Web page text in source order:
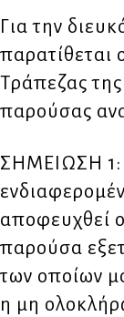
Για την
παρατίθεται
Τράπεζας
παρούσας
ΣΗΜΕΙΩΣΗ 1:
αποφευχθεί
παρούσα
των οποίων
η μη